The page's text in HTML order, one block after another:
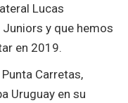
Lucas
y que hemos
en 2019.
Carretas,
Uruguay en su